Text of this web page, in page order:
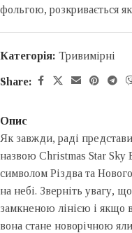
фольгою, розкривається
Категорія: Тривимірні
Share:
Опис
Як завжди, раді
назвою Christmas Star
символом Різдва та
на небі. Зверніть увагу,
замкненою лінією і якщо
вона стане новорічною